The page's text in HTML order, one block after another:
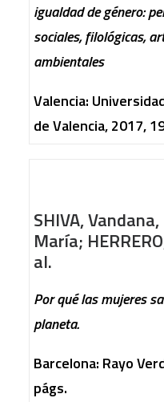
igualdad de género:
sociales, filológicas,
ambientales
Valencia:
de Valencia, 2017,
SHIVA,
María;
al.
Por qué las mujeres
planeta.
Barcelona: Rayo
págs.